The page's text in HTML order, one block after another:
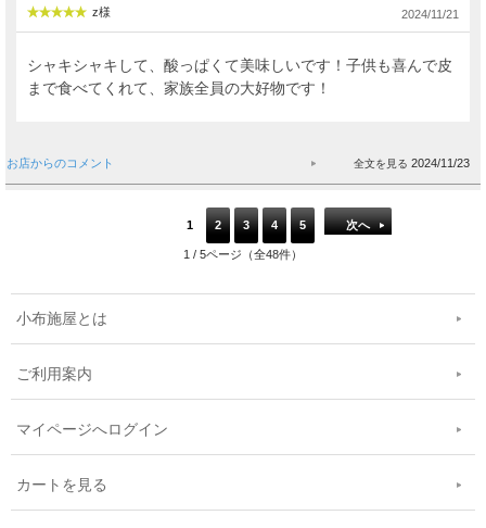
z様 2024/11/21
シャキシャキして、酸っぱくて美味しいです！子供も喜んで皮
まで食べてくれて、家族全員の大好物です！
お店からのコメント 2024/11/23
1 2 3 4 5 次へ
1 / 5ページ（全48件）
小布施屋とは
ご利用案内
マイページへログイン
カートを見る